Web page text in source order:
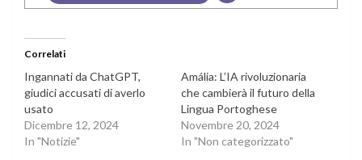
Correlati
Ingannati da ChatGPT,
giudici accusati di averlo
usato
Dicembre 12, 2024
In "Notizie"
Amália: L’IA rivoluzionaria
che cambierà il futuro della
Lingua Portoghese
Novembre 20, 2024
In "Non categorizzato"